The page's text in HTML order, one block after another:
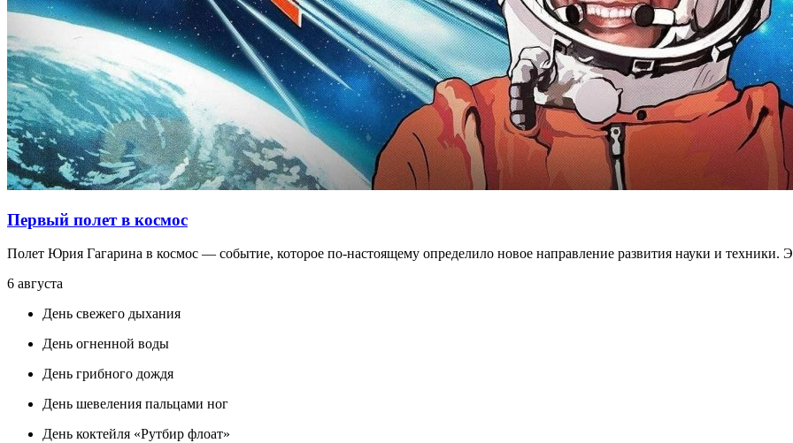
Первый полет в космос
Полет Юрия Гагарина в космос — событие, которое по-настоящему определило новое направление развития науки и техники.
6 августа
День свежего дыхания
День огненной воды
День грибного дождя
День шевеления пальцами ног
День коктейля «Рутбир флоат»